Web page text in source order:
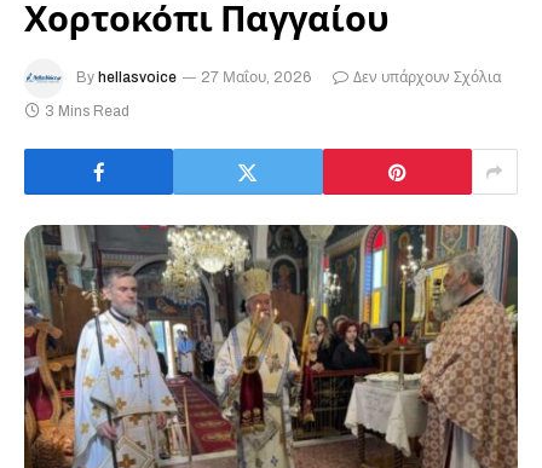
Χορτοκόπι Παγγαίου
By hellasvoice 27 Μαΐου, 2026
Δεν υπάρχουν Σχόλια
3 Mins Read